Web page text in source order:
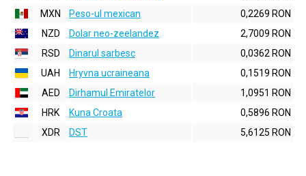
MXN
Peso-ul mexican
0,2269 RON
NZD
Dolar neo-zeelandez
2,7009 RON
RSD
Dinarul sarbesc
0,0362 RON
UAH
Hryvna ucraineana
0,1519 RON
AED
Dirhamul Emiratelor
1,0951 RON
HRK
Kuna Croata
0,5896 RON
XDR
DST 5,6125 RON